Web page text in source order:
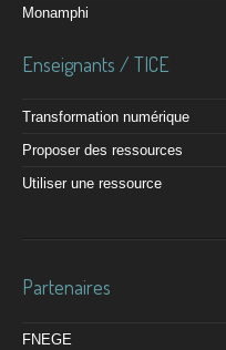
Monamphi
Enseignants / TICE
Transformation numérique
Proposer des ressources
Utiliser une ressource
Partenaires
FNEGE